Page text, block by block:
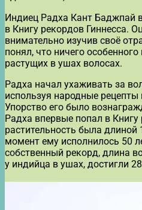
Индиец Радха Кант Баджпай
в Книгу рекордов Гиннесса.
внимательно изучив своё
понял, что ничего
растущих в ушах волосах.
Радха начал ухаживать за
используя народные
Упорство его было
Радха впервые попал в Книгу
растительность была длиной
момент ему исполнилось 50
собственный рекорд, длина
у индийца в ушах, достигли